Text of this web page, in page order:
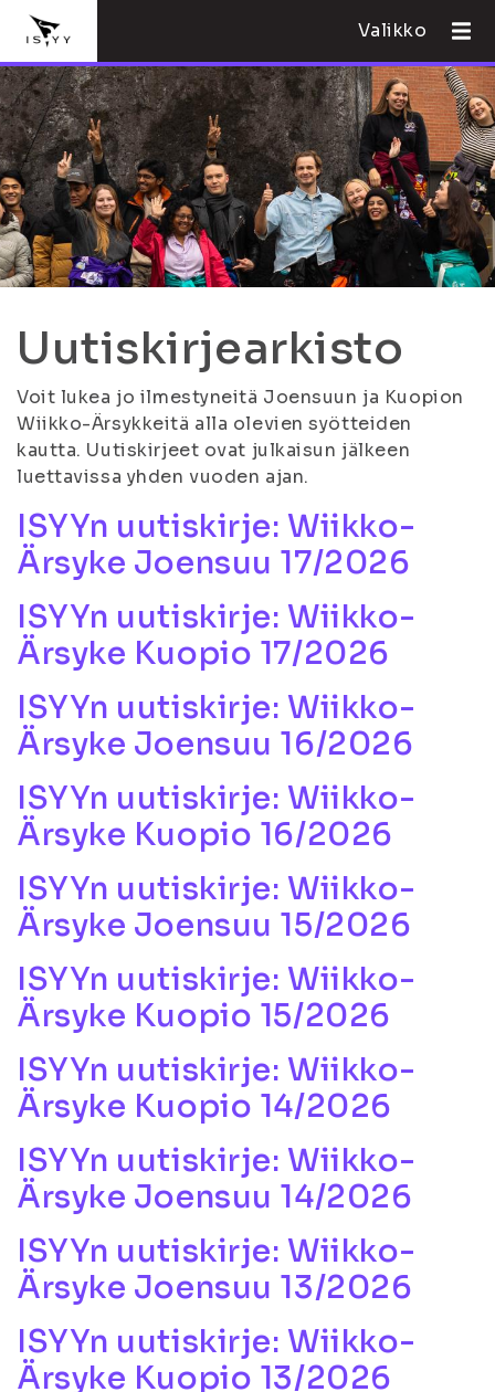
Valikko
Uutiskirjearkisto
Voit lukea jo ilmestyneitä Joensuun ja Kuopion
Wiikko-Ärsykkeitä alla olevien syötteiden
kautta. Uutiskirjeet ovat julkaisun jälkeen
luettavissa yhden vuoden ajan.
ISYYn uutiskirje: Wiikko-
Ärsyke Joensuu 17/2026
ISYYn uutiskirje: Wiikko-
Ärsyke Kuopio 17/2026
ISYYn uutiskirje: Wiikko-
Ärsyke Joensuu 16/2026
ISYYn uutiskirje: Wiikko-
Ärsyke Kuopio 16/2026
ISYYn uutiskirje: Wiikko-
Ärsyke Joensuu 15/2026
ISYYn uutiskirje: Wiikko-
Ärsyke Kuopio 15/2026
ISYYn uutiskirje: Wiikko-
Ärsyke Kuopio 14/2026
ISYYn uutiskirje: Wiikko-
Ärsyke Joensuu 14/2026
ISYYn uutiskirje: Wiikko-
Ärsyke Joensuu 13/2026
ISYYn uutiskirje: Wiikko-
Ärsyke Kuopio 13/2026